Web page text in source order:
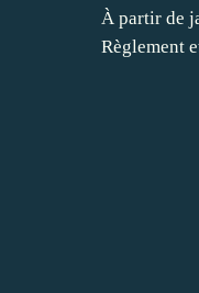
À partir de
Règlement